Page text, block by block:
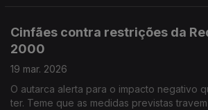
Cinfães contra restrições da
2000
19 mar. 2026
O autarca alerta para o impacto negativo
ter. Teme que as medidas previstas